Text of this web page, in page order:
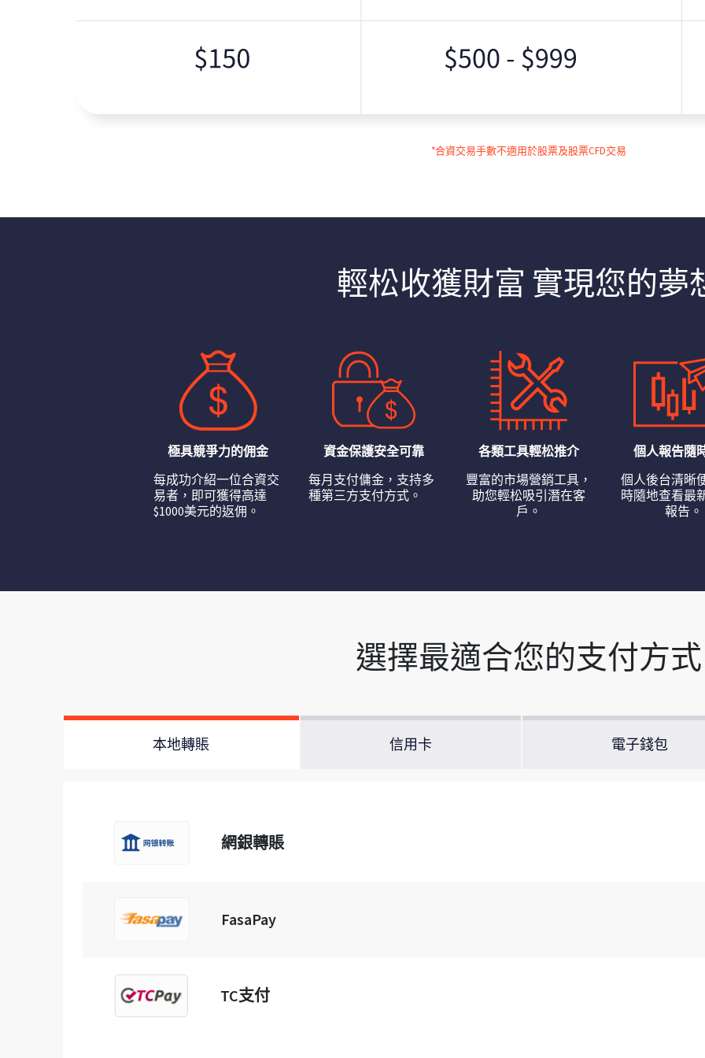
*合資交易手數不適用於股票及股票CFD交易
輕松收獲財富 實現您的夢
極具競爭力的佣金
每成功介紹一位合資交
易者，即可獲得高達
$1000美元的返佣。
資金保護安全可靠
每月支付傭金，支持多
種第三方支付方式。
各類工具輕松推介
豐富的市場營銷工具，
助您輕松吸引潛在客
戶。
個人報告隨
個人後台清晰
時隨地查看最
報告。
選擇最適合您的支付方式
本地轉賬 信用卡 電子錢包
網銀轉賬
FasaPay
TC支付